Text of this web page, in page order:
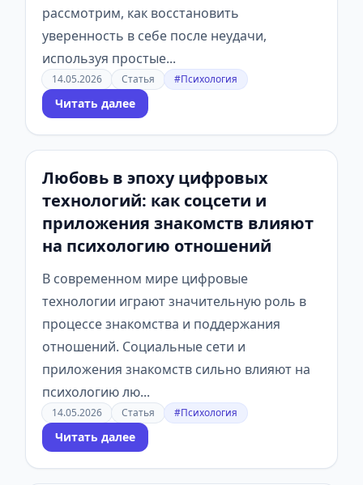
рассмотрим, как восстановить
уверенность в себе после неудачи,
используя простые...
14.05.2026 Статья #Психология
Читать далее
Любовь в эпоху цифровых
технологий: как соцсети и
приложения знакомств влияют
на психологию отношений
В современном мире цифровые
технологии играют значительную роль в
процессе знакомства и поддержания
отношений. Социальные сети и
приложения знакомств сильно влияют на
психологию лю...
14.05.2026 Статья #Психология
Читать далее